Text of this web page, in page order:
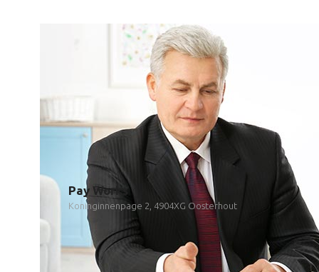
Pay Works
Koninginnenpage 2, 4904XG Oosterhout